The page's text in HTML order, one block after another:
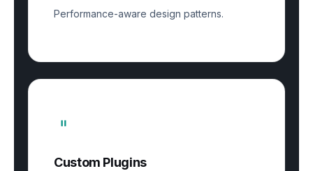
Performance-aware design patterns.
Custom Plugins